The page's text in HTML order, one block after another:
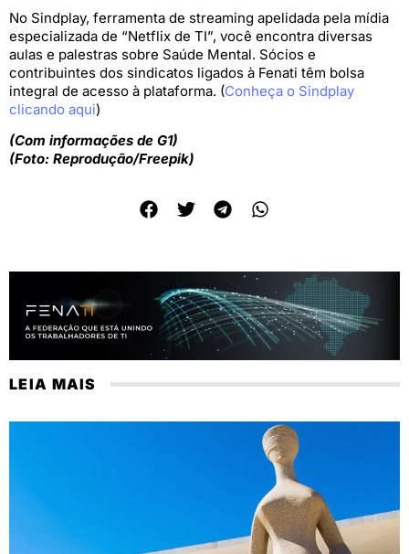
No Sindplay, ferramenta de streaming apelidada pela mídia
especializada de “Netflix de TI”, você encontra diversas
aulas e palestras sobre Saúde Mental. Sócios e
contribuintes dos sindicatos ligados à Fenati têm bolsa
integral de acesso à plataforma. (Conheça o Sindplay
clicando aqui)
(Com informações de G1)
(Foto: Reprodução/Freepik)
LEIA MAIS